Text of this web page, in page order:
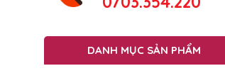
DANH MỤC SẢN PHẨM